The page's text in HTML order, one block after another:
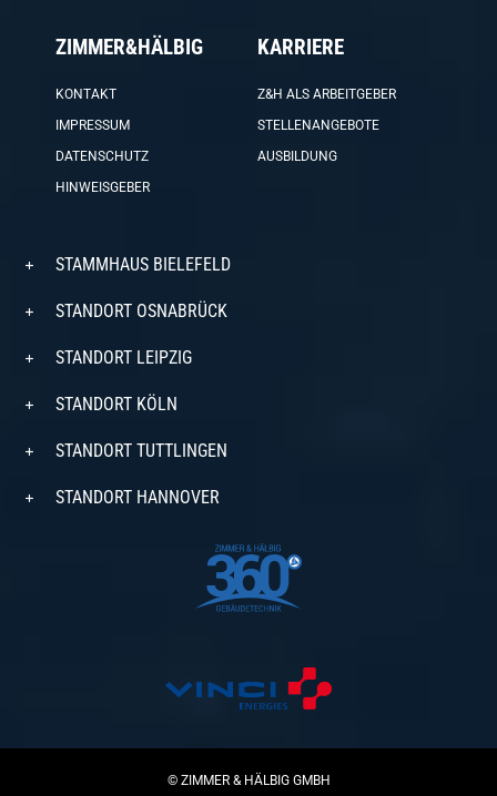
ZIMMER&HÄLBIG
KONTAKT
IMPRESSUM
DATENSCHUTZ
HINWEISGEBER
KARRIERE
Z&H ALS ARBEITGEBER
STELLENANGEBOTE
AUSBILDUNG
STAMMHAUS BIELEFELD
STANDORT OSNABRÜCK
STANDORT LEIPZIG
STANDORT KÖLN
STANDORT TUTTLINGEN
STANDORT HANNOVER
© ZIMMER & HÄLBIG GMBH